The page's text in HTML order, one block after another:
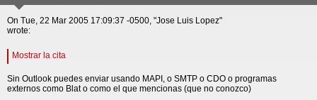
On Tue, 22 Mar 2005 17:09:37 -0500, "Jose Luis Lopez"
wrote:
Mostrar la cita
Sin Outlook puedes enviar usando MAPI, o SMTP o CDO o programas
externos como Blat o como el que mencionas (que no conozco)